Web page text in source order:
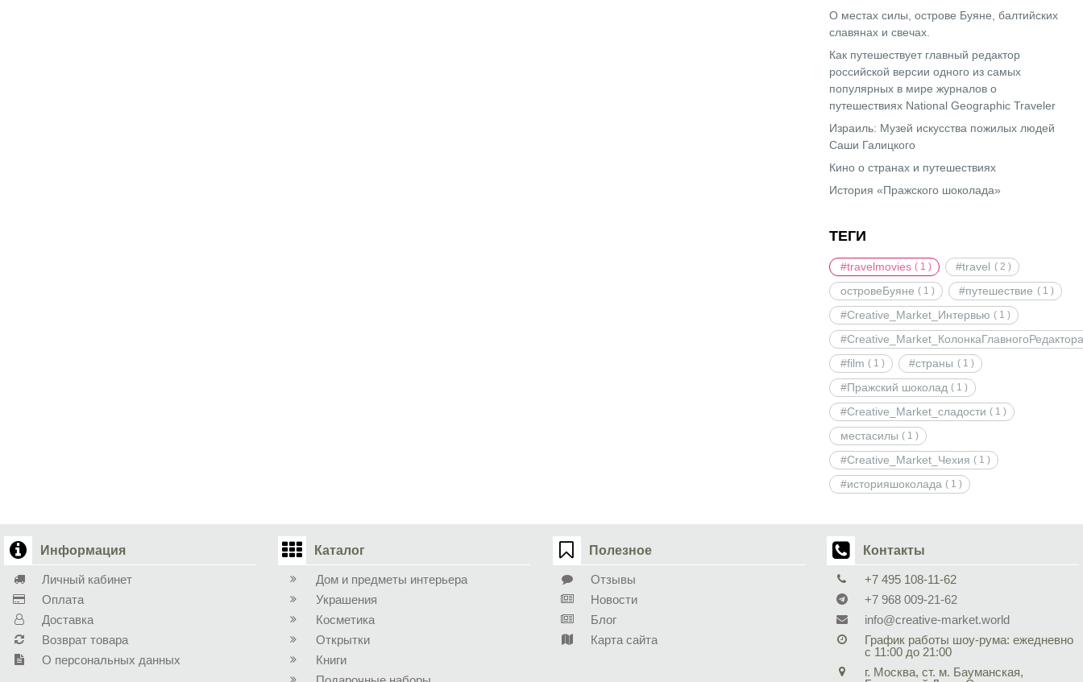
О местах силы, острове Буяне, балтийских
славянах и свечах.
Как путешествует главный редактор
российской версии одного из самых
популярных в мире журналов о
путешествиях National Geographic Traveler
Израиль: Музей искусства пожилых людей
Саши Галицкого
Кино о странах и путешествиях
История «Пражского шоколада»
ТЕГИ
#travelmovies ( 1 ) #travel ( 2 )
островеБуяне ( 1 ) #путешествие ( 1 )
#Creative_Market_Интервью ( 1 )
#Creative_Market_КолонкаГлавногоРедактора
#film ( 1 ) #страны ( 1 )
#Пражский шоколад ( 1 )
#Creative_Market_сладости ( 1 )
местасилы ( 1 )
#Creative_Market_Чехия ( 1 )
#историяшоколада ( 1 )
Информация
Личный кабинет
Оплата
Доставка
Возврат товара
О персональных данных
Каталог
Дом и предметы интерьера
Украшения
Косметика
Открытки
Книги
Полезное
Отзывы
Новости
Блог
Карта сайта
Контакты
+7 495 108-11-62
+7 968 009-21-62
info@creative-market.world
График работы шоу-рума: ежедневно
с 11:00 до 21:00
г. Москва, ст. м. Бауманская,